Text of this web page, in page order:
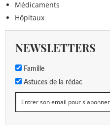
Médicaments
Hôpitaux
NEWSLETTERS
Famille
Astuces de la rédac